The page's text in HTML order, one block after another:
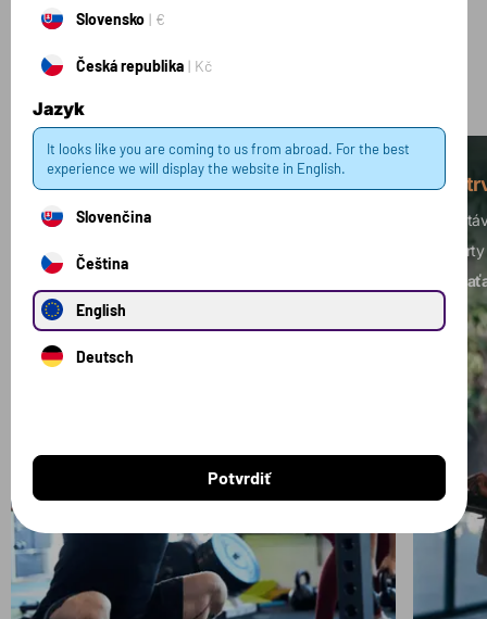
Kolekcie
Silový tréning
Budujete svalovú hmotu? Je vaším cieľom
zvýšenie sily?
Slovensko €
Česká republika Kč
Jazyk
It looks like you are coming to us from abroad. For the best
experience we will display the website in English.
Slovenčina
Čeština
English
Deutsch
Potvrdiť